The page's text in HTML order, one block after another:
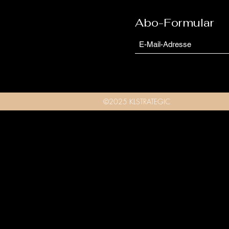
Abo-Formular
©2025 KLSTRATEGIC